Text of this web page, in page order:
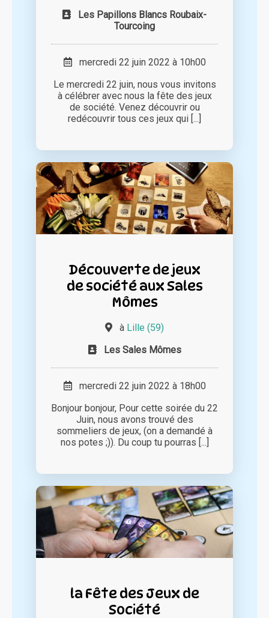
Les Papillons Blancs Roubaix-
Tourcoing
mercredi 22 juin 2022 à 10h00
Le mercredi 22 juin, nous vous invitons
à célébrer avec nous la fête des jeux
de société. Venez découvrir ou
redécouvrir tous ces jeux qui [...]
Découverte de jeux
de société aux Sales
Mômes
à Lille (59)
Les Sales Mômes
mercredi 22 juin 2022 à 18h00
Bonjour bonjour, Pour cette soirée du 22
Juin, nous avons trouvé des
sommeliers de jeux, (on a demandé à
nos potes ;)). Du coup tu pourras [...]
la Fête des Jeux de
Société